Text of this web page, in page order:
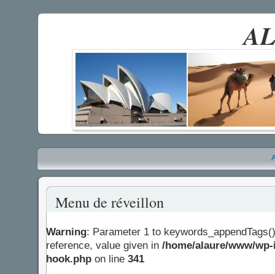
Menu de réveillon
Warning: Parameter 1 to
reference, value given in /home/alaure/www/
hook.php on line 341